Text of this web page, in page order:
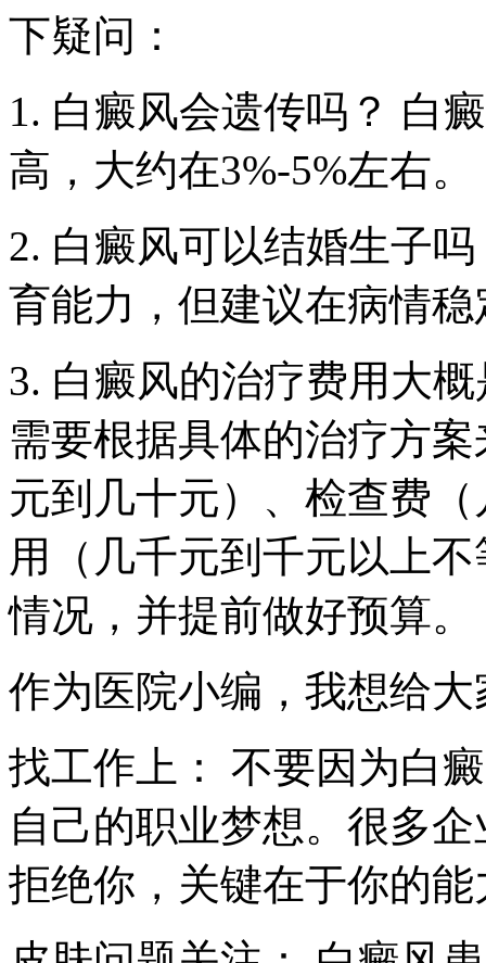
下疑问：
1. 白癜风会遗传吗？ 白
高，大约在3%-5%左右。
2. 白癜风可以结婚生子
育能力，但建议在病情
3. 白癜风的治疗费用大
需要根据具体的治疗方
元到几十元）、检查费
用（几千元到千元以上
情况，并提前做好预算。
作为医院小编，我想给
找工作上： 不要因为白
自己的职业梦想。很多
拒绝你，关键在于你的